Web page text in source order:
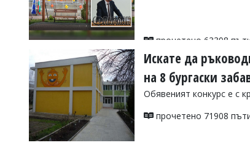
прочетено 63398
Искате да
на 8 бургаски
Обявеният конкурс е с
прочетено 71908